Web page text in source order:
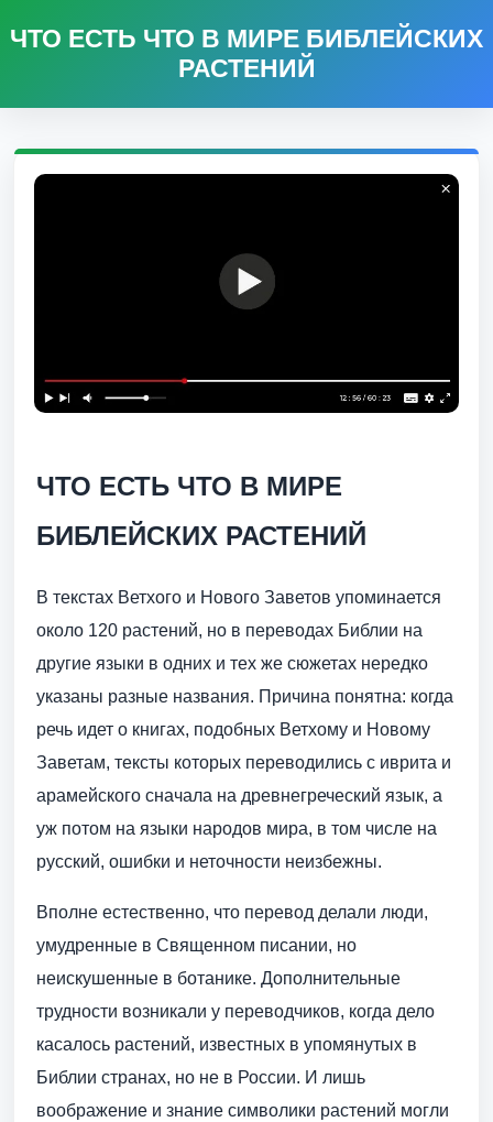
ЧТО ЕСТЬ ЧТО В МИРЕ БИБЛЕЙСКИХ
РАСТЕНИЙ
ЧТО ЕСТЬ ЧТО В МИРЕ
БИБЛЕЙСКИХ РАСТЕНИЙ
В текстах Ветхого и Нового Заветов упоминается
около 120 растений, но в переводах Библии на
другие языки в одних и тех же сюжетах нередко
указаны разные названия. Причина понятна: когда
речь идет о книгах, подобных Ветхому и Новому
Заветам, тексты которых переводились с иврита и
арамейского сначала на древнегреческий язык, а
уж потом на языки народов мира, в том числе на
русский, ошибки и неточности неизбежны.
Вполне естественно, что перевод делали люди,
умудренные в Священном писании, но
неискушенные в ботанике. Дополнительные
трудности возникали у переводчиков, когда дело
касалось растений, известных в упомянутых в
Библии странах, но не в России. И лишь
воображение и знание символики растений могли